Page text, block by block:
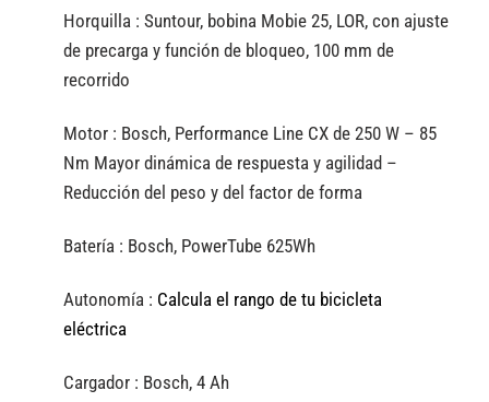
Horquilla :Suntour, bobina Mobie 25, LOR, con ajuste
de precarga y función de bloqueo, 100 mm de
recorrido
Motor : Bosch, Performance Line CX de 250 W – 85
Nm Mayor dinámica de respuesta y agilidad –
Reducción del peso y del factor de forma
Batería : Bosch, PowerTube 625Wh
Autonomía : Calcula el rango de tu bicicleta
eléctrica
Cargador : Bosch, 4 Ah